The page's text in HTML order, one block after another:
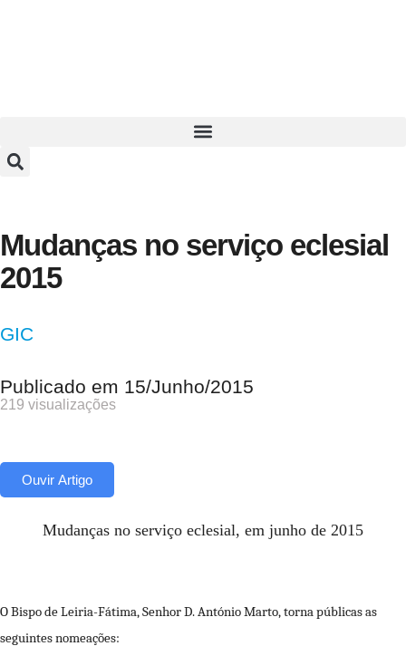
Mudanças no serviço eclesial
2015
GIC
Publicado em 15/Junho/2015
219 visualizações
Ouvir Artigo
Mudanças no serviço eclesial, em junho de 2015
O Bispo de Leiria-Fátima, Senhor D. António Marto, torna públicas as
seguintes nomeações: